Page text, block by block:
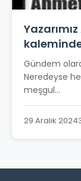
Gündem
Neredeyse
meşgul...
29 Aralık 2024